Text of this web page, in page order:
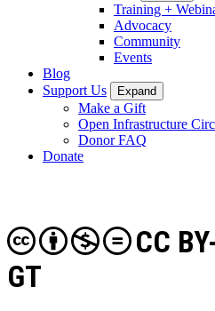
Training +
Advocacy
Community
Events
Blog
Support Us
Expand
Make a Gift
Open Infrastructure
Donor FAQ
Donate
CC
GT